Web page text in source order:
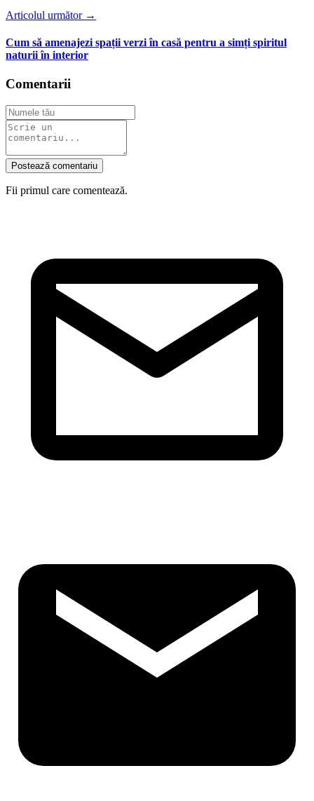
Articolul următor →
Cum să amenajezi spații verzi în casă pentru a simți spiritul
naturii în interior
Comentarii
Postează comentariu
Fii primul care comentează.